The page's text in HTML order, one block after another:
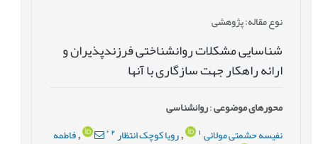
نوع مقاله: پژوهشی
شناسایی مشکلات روانشناختی فرزندپذیران و
ارائه راهکار جهت سازگاری با آنها
محورهای موضوعی:روانشناسی
نفیسه حشمتی مولائی
,رویا کوچک انتظار 2
*
,فاطمه